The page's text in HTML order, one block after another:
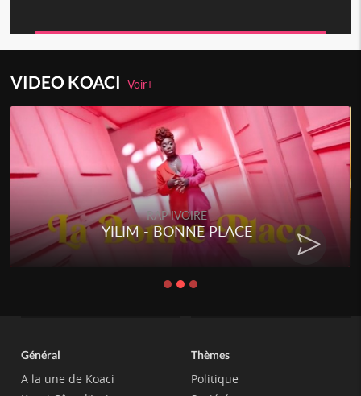
VIDEO KOACIVoir+
RAP IVOIRE
RENARD BARAKISSA - DOS DE
CHAT
Général
A la une de Koaci
Thèmes
Politique